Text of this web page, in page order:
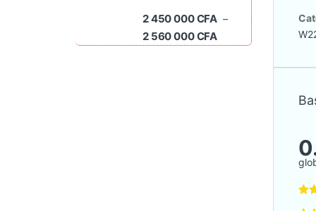
2 450 000CFA –
2 560 000CFA Plage de prix : 2 450